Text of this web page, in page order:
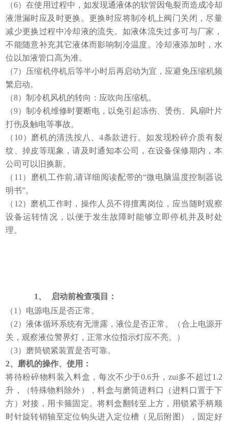
（6）在使用过程中，如发现通液体的软管因龟裂而造成冷却
液泄漏时应及时更换。更换时应将制冷机上阀门关闭，尽量
减少更换过程中冷却液的流失。如液体流失过多可与厂家，
不能随意补充其它液体而影响制冷温度。冷却液添加时，水
位以加液管口高为准。
（7）压缩机停机后等半小时后再启动为宜，应避免压缩机频
繁启动。
（8）制冷机风机的转向：应吹向压缩机。
（9）制冷机维修时要断电，以免引起冻伤、烫伤、风扇叶片
打伤及触电等事故。
（10）磨机的清洗按八、4条款进行。如发现粉碎介质有裂
纹、掉皮等现象，请及时通知本公司，在设备保修期内，本
公司可以旧换新。
（11）磨机工作前,请详细阅读配带的“微电脑温度控制器说
明书”。
（12）磨机工作时，操作人员不得擅离岗位，应当随时观察
设备运转情况，以便于发生故障时能够立即停机并及时处
理。
1、
启动前检查项目：
（1）电源电压是否正常。
（2）液体循环系统有无泄露，液位是否正常。（合上电源开
关，观察液位警界灯，正常水位指示灯应不亮。）
（3）磨筒锁紧装置是否可靠。
2、磨机的操作、使用：
将待粉碎物料装入料盒，每次不少于0.6升，zui多不超过1.2
升，（特殊物料除外），料盒与磨筒进料口（进料口置于下
方）对接，用卡箍固定。将料盒翻转至上方，用锁紧手柄顺
时针旋转销轴至定位钩头进入定位槽（见后附图），固定好